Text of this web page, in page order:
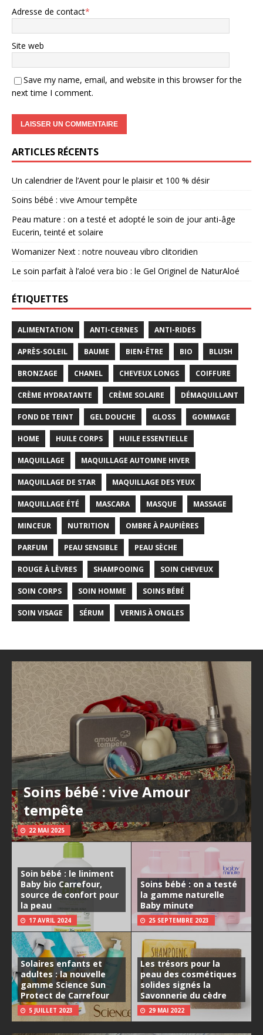
Adresse de contact*
Site web
Save my name, email, and website in this browser for the
next time I comment.
ARTICLES RÉCENTS
Un calendrier de l’Avent pour le plaisir et 100 % désir
Soins bébé : vive Amour tempête
Peau mature : on a testé et adopté le soin de jour anti-âge
Eucerin, teinté et solaire
Womanizer Next : notre nouveau vibro clitoridien
Le soin parfait à l’aloé vera bio : le Gel Originel de NaturAloé
ÉTIQUETTES
ALIMENTATION ANTI-CERNES ANTI-RIDES
APRÈS-SOLEIL BAUME BIEN-ÊTRE BIO BLUSH
BRONZAGE CHANEL CHEVEUX LONGS COIFFURE
CRÈME HYDRATANTE CRÈME SOLAIRE DÉMAQUILLANT
FOND DE TEINT GEL DOUCHE GLOSS GOMMAGE
HOME HUILE CORPS HUILE ESSENTIELLE
MAQUILLAGE MAQUILLAGE AUTOMNE HIVER
MAQUILLAGE DE STAR MAQUILLAGE DES YEUX
MAQUILLAGE ÉTÉ MASCARA MASQUE MASSAGE
MINCEUR NUTRITION OMBRE À PAUPIÈRES
PARFUM PEAU SENSIBLE PEAU SÈCHE
ROUGE À LÈVRES SHAMPOOING SOIN CHEVEUX
SOIN CORPS SOIN HOMME SOINS BÉBÉ
SOIN VISAGE SÉRUM VERNIS À ONGLES
Soins bébé : vive Amour
tempête
22 MAI 2025
Soin bébé : le liniment
Baby bio Carrefour,
source de confort pour
la peau
17 AVRIL 2024
Soins bébé : on a testé
la gamme naturelle
Baby minute
25 SEPTEMBRE 2023
Solaires enfants et
adultes : la nouvelle
gamme Science Sun
Protect de Carrefour
5 JUILLET 2023
Les trésors pour la
peau des cosmétiques
solides signés la
Savonnerie du cèdre
29 MAI 2022